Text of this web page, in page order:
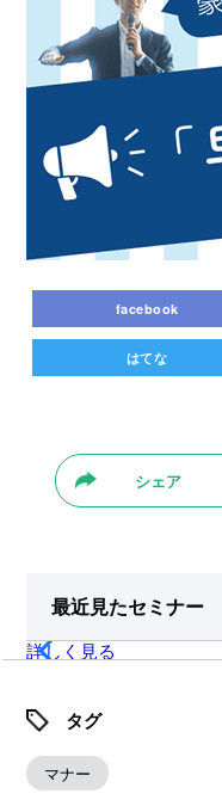
facebook
はてな
シェア
最近見たセミナー
詳しく見る
タグ
マナー